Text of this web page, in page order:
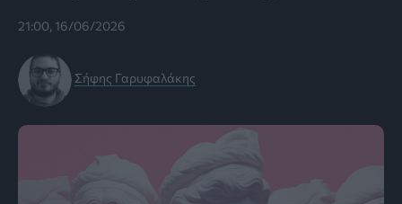
21:00, 16/06/2026
Σήφης Γαρυφαλάκης